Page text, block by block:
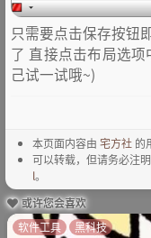
只需要点击保存按钮
了 直接点击布局选
己试一试哦~)
本页面内容由 宅方社 的
可以转载，但请务必注明
l。
或许您会喜欢
软件工具 黑科技